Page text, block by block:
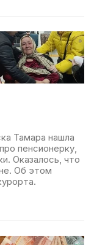
Тамара нашла
пенсионерку,
Оказалось, что
Об этом